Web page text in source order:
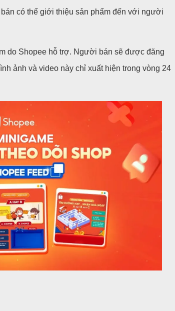
có thể giới thiệu sản phẩm đến với người
do Shopee hỗ trợ. Người bán sẽ được đăng
ảnh và video này chỉ xuất hiện trong vòng 24